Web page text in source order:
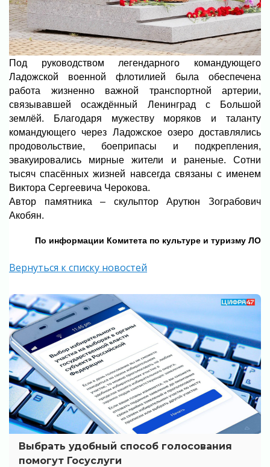
Под руководством легендарного командующего
Ладожской военной флотилией была обеспечена
работа жизненно важной транспортной артерии,
связывавшей осаждённый Ленинград с Большой
землёй. Благодаря мужеству моряков и таланту
командующего через Ладожское озеро доставлялись
продовольствие, боеприпасы и подкрепления,
эвакуировались мирные жители и раненые. Сотни
тысяч спасённых жизней навсегда связаны с именем
Виктора Сергеевича Черокова.
Автор памятника – скульптор Арутюн Зограбович
Акобян.
По информации Комитета по культуре и туризму ЛО
Вернуться к списку новостей
Выбрать удобный способ голосования
помогут Госуслуги